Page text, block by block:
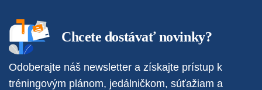
Chcete dostávať novinky?
Odoberajte náš newsletter a získajte prístup k
tréningovým plánom, jedálničkom, súťažiam a